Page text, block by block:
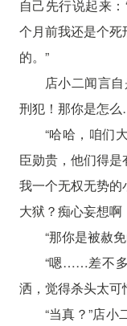
自己先行说起来
个月前我还是个
的。”
店小二闻言
刑犯！那你是怎
“哈哈，咱们
臣勋贵，他们得
我一个无权无势
大狱？痴心妄想啊
“那你是被赦
“嗯……差不
洒，觉得杀头太可
“当真？”店